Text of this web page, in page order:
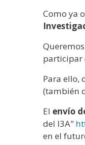
Como ya
participar
Para ello,
(también
El envío
del I3A"
en el